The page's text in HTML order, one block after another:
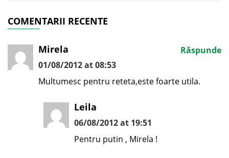
COMENTARII RECENTE
Mirela
01/08/2012 at 08:53
Multumesc pentru reteta,este foarte utila.
Răspunde
Leila
06/08/2012 at 19:51
Pentru putin , Mirela !